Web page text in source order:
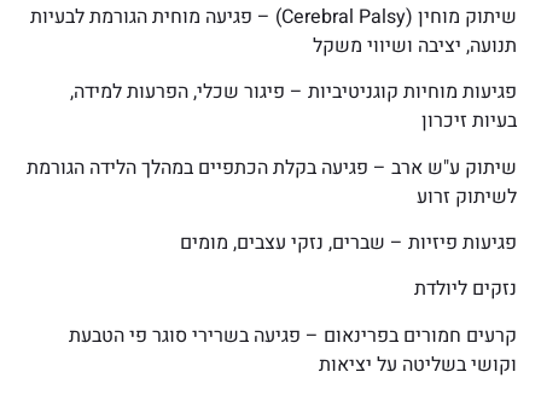
שיתוק מוחין (Cerebral Palsy) –
פגיעה מוחית הגורמת לבעיות
תנועה, יציבה ושיווי משקל
פגיעות מוחיות קוגניטיביות – פיגור שכלי, הפרעות למידה,
בעיות זיכרון
שיתוק ע"ש ארב – פגיעה בקלת הכתפיים במהלך הלידה הגורמת
לשיתוק זרוע
פגיעות פיזיות – שברים, נזקי עצבים, מומים
נזקים ליולדת
קרעים חמורים בפרינאום – פגיעה בשרירי סוגר פי הטבעת
וקושי בשליטה על יציאות